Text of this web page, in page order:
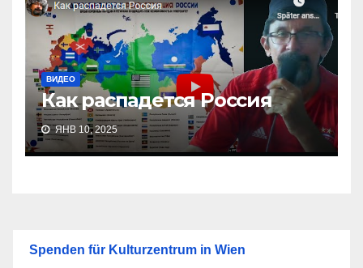
ВИДЕО
Как распадется Россия
ЯНВ 10, 2025
Spenden für Kulturzentrum in Wien